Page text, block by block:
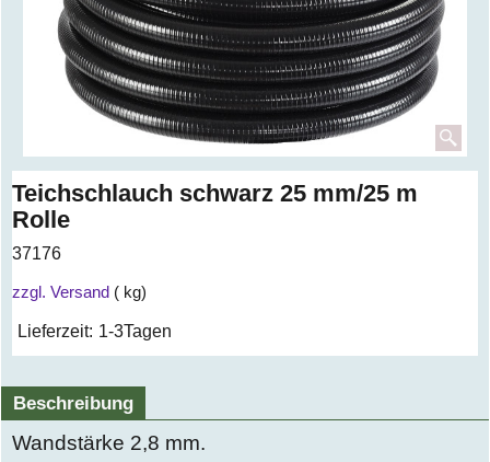
Teichschlauch schwarz 25 mm/25 m
Rolle
37176
zzgl. Versand kg
Lieferzeit: 1-3Tagen
Beschreibung
Wandstärke 2,8 mm.